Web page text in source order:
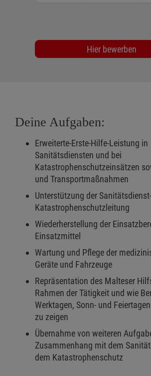
Hier bewerben
Deine Aufgaben:
Erweiterte-Erste-Hilfe-Leistung in
Sanitätsdiensten und bei
Katastrophenschutzeinsätzen
und Transportmaßnahmen
Unterstützung der
Katastrophenschutzleitung
Wiederherstellung der
Einsatzmittel
Wartung und Pflege der
Geräte und Fahrzeuge
Repräsentation des Malteser
Rahmen der Tätigkeit und wie
Werktagen, Sonn- und
zu zeigen
Übernahme von weiteren
Zusammenhang mit dem
dem Katastrophenschutz